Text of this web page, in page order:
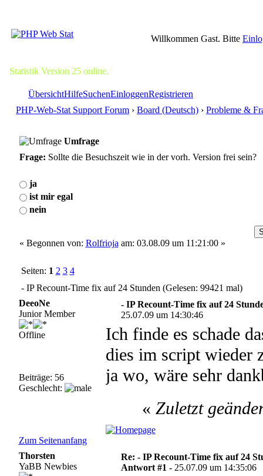
Willkommen Gast. Bitte
Statistik Version 25 online.
ÜbersichtHilfeSuchenEinloggenRegistrieren
PHP-Web-Stat Support Forum › Board (Deutsch) › Probleme &
Umfrage
Frage: Sollte die Besuchszeit wie in der vorh. Version frei sein?
ja
ist mir egal
nein
« Begonnen von: Rolfrioja am: 03.08.09 um 11:21:00 »
Seiten: 1 2 3 4
- IP Recount-Time fix auf 24 Stunden (Gelesen: 99421 mal)
DeeoNe
Junior Member
Offline
Beiträge: 56
Geschlecht:
- IP Recount-Time fix auf 24
25.07.09 um 14:30:46
Ich finde es schade
dies im script wieder
ja wo, wäre sehr
Zum Seitenanfang
« Zuletzt
Thorsten
YaBB Newbies
Re: - IP Recount-Time fix auf 24
Antwort #1 - 25.07.09 um 14:35:06